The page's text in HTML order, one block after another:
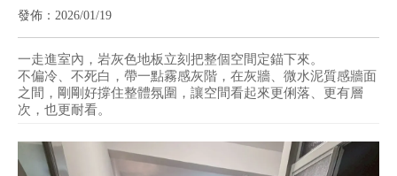
發佈：2026/01/19
一走進室內，岩灰色地板立刻把整個空間定錨下來。
不偏冷、不死白，帶一點霧感灰階，在灰牆、微水泥質感牆面
之間，剛剛好撐住整體氛圍，讓空間看起來更俐落、更有層
次，也更耐看。